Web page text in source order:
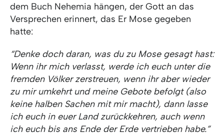
dem Buch Nehemia hängen, der Gott an das
Versprechen erinnert, das Er Mose gegeben
hatte:
“Denke doch daran, was du zu Mose gesagt hast:
Wenn ihr mich verlasst, werde ich euch unter die
fremden Völker zerstreuen, wenn ihr aber wieder
zu mir umkehrt und meine Gebote befolgt (also
keine halben Sachen mit mir macht), dann lasse
ich euch in euer Land zurückkehren, auch wenn
ich euch bis ans Ende der Erde vertrieben habe.”